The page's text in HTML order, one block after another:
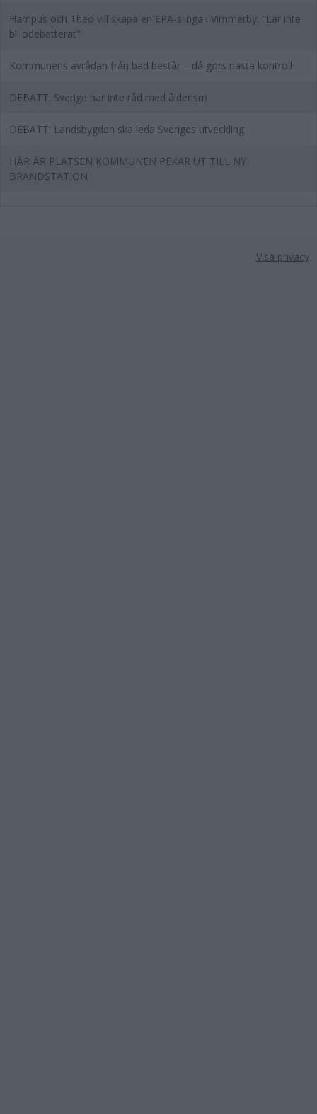
Hampus och Theo vill skapa en EPA-slinga i Vimmerby: "Lär inte
bli odebatterat"
Kommunens avrådan från bad består – då görs nästa kontroll
DEBATT: Sverige har inte råd med ålderism
DEBATT: Landsbygden ska leda Sveriges utveckling
HÄR ÄR PLATSEN KOMMUNEN PEKAR UT TILL NY
BRANDSTATION
Visa privacy